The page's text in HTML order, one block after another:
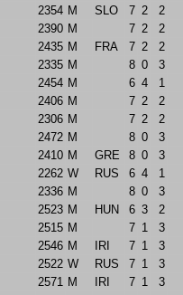
2354 M SLO 7 2
2
2390 M 7 2
2
2435 M FRA 7 2
2
2335 M 8 0
3
2454 M 6 4
1
2406 M 7 2
2
2306 M 7 2
2
2472 M 8 0
3
2410 M GRE 8 0
3
2262 W RUS 6 4
1
2336 M 8 0
3
2523 M HUN 6 3
2
2515 M 7 1
3
2546 M IRI 7 1
3
2522 W RUS 7 1
3
2571 M IRI 7 1
3